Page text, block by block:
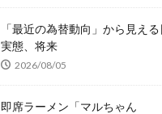
「最近の為替動向」から見え
実態、将来
2026/08/05
即席ラーメン「マルちゃん